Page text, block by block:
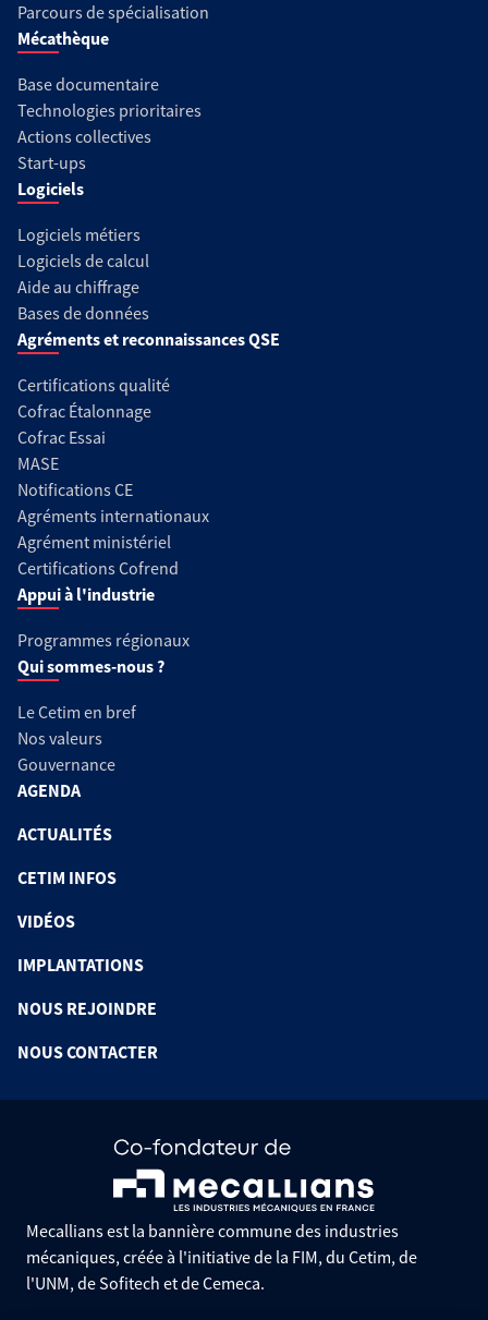
Parcours de spécialisation
Mécathèque
Base documentaire
Technologies prioritaires
Actions collectives
Start-ups
Logiciels
Logiciels métiers
Logiciels de calcul
Aide au chiffrage
Bases de données
Agréments et reconnaissances QSE
Certifications qualité
Cofrac Étalonnage
Cofrac Essai
MASE
Notifications CE
Agréments internationaux
Agrément ministériel
Certifications Cofrend
Appui à l'industrie
Programmes régionaux
Qui sommes-nous ?
Le Cetim en bref
Nos valeurs
Gouvernance
AGENDA
ACTUALITÉS
CETIM INFOS
VIDÉOS
IMPLANTATIONS
NOUS REJOINDRE
NOUS CONTACTER
Mecallians est la bannière commune des industries
mécaniques, créée à l'initiative de la FIM, du Cetim, de
l'UNM, de Sofitech et de Cemeca.